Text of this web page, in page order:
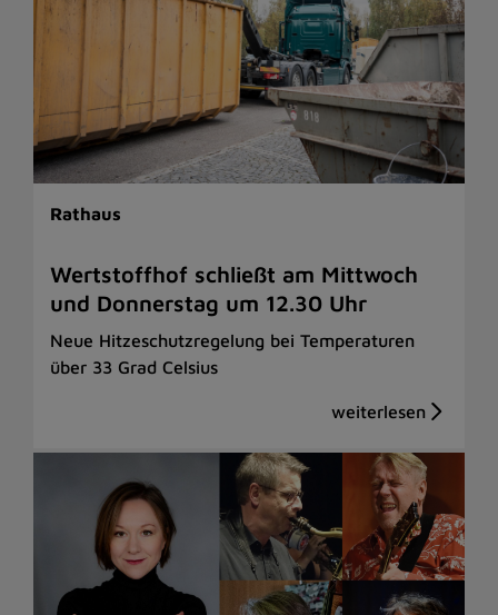
Rathaus
Wertstoffhof schließt am Mittwoch
und Donnerstag um 12.30 Uhr
Neue Hitzeschutzregelung bei Temperaturen
über 33 Grad Celsius